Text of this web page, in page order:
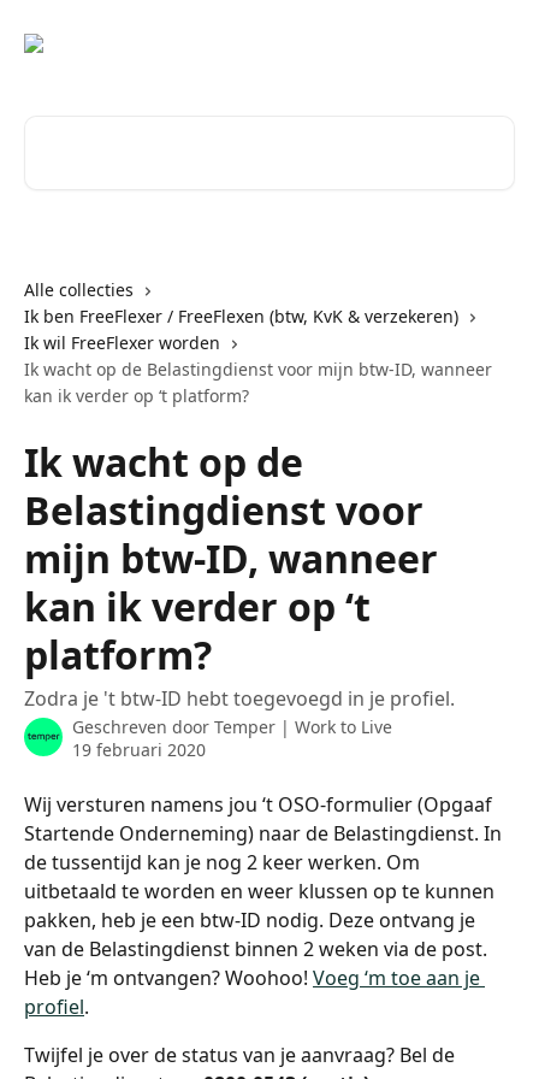
Alle collecties
Ik ben FreeFlexer / FreeFlexen (btw, KvK & verzekeren)
Ik wil FreeFlexer worden
Ik wacht op de Belastingdienst voor mijn btw-ID, wanneer
kan ik verder op ‘t platform?
Ik wacht op de
Belastingdienst voor
mijn btw-ID, wanneer
kan ik verder op ‘t
platform?
Zodra je 't btw-ID hebt toegevoegd in je profiel.
Geschreven door Temper | Work to Live
19 februari 2020
Wij versturen namens jou ‘t OSO-formulier (Opgaaf
Startende Onderneming) naar de Belastingdienst. In
de tussentijd kan je nog 2 keer werken. Om
uitbetaald te worden en weer klussen op te kunnen
pakken, heb je een btw-ID nodig. Deze ontvang je
van de Belastingdienst binnen 2 weken via de post.
Heb je ‘m ontvangen? Woohoo! Voeg ‘m toe aan je
profiel.
Twijfel je over de status van je aanvraag? Bel de